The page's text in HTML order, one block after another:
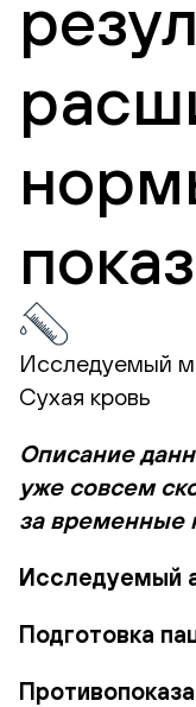
Исследуемый
Сухая кровь
Описание
уже совсем
за временные
Исследуемый
Подготовка